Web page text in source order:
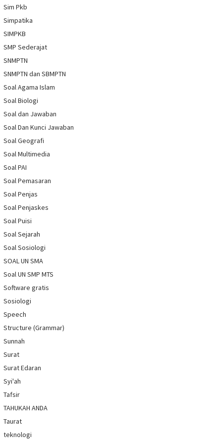
Sim Pkb
Simpatika
SIMPKB
SMP Sederajat
SNMPTN
SNMPTN dan SBMPTN
Soal Agama Islam
Soal Biologi
Soal dan Jawaban
Soal Dan Kunci Jawaban
Soal Geografi
Soal Multimedia
Soal PAI
Soal Pemasaran
Soal Penjas
Soal Penjaskes
Soal Puisi
Soal Sejarah
Soal Sosiologi
SOAL UN SMA
Soal UN SMP MTS
Software gratis
Sosiologi
Speech
Structure (Grammar)
Sunnah
Surat
Surat Edaran
Syi'ah
Tafsir
TAHUKAH ANDA
Taurat
teknologi